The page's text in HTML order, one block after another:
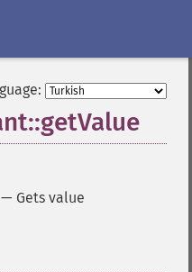
— Gets value